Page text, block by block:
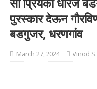
पुरस्कार देऊन
बडगुजर, धरणगांव
March 27, 2024 Vinod